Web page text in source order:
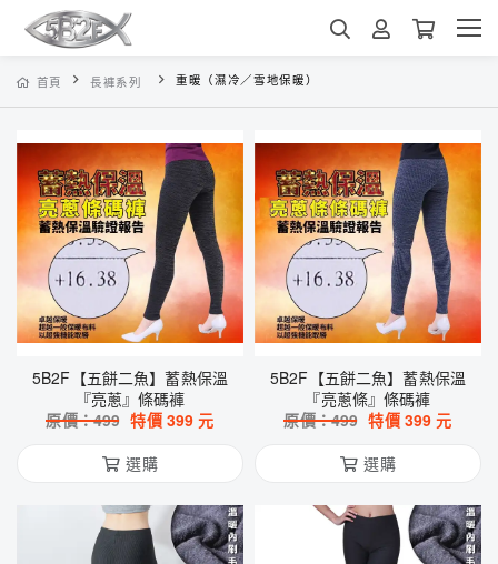
首頁 長褲系列 重暖（濕冷／雪地保暖）
5B2F【五餅二魚】蓄熱保溫
『亮蔥』條碼褲
原價：499 特價 399 元
選購
5B2F【五餅二魚】蓄熱保溫
『亮蔥條』條碼褲
原價：499 特價 399 元
選購